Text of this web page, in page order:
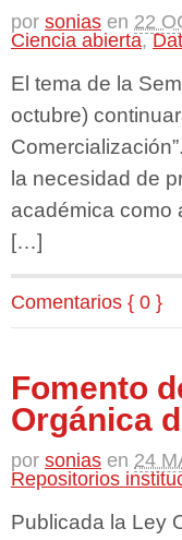
por sonias en 22
Ciencia abierta,
El tema de la
octubre)
la necesidad de
académica como
[…]
Comentarios { 0 }
Fomento
Orgánica
por sonias en 24
Repositorios
Publicada la Ley